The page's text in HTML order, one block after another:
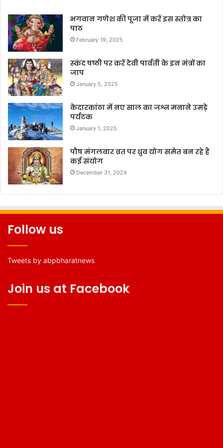
भगवान गणेश की पूजा में करें इस स्तोत्र का
पाठ
February 19, 2025
स्कंद षष्ठी पर करें देवी पार्वती के इन मंत्रों का
जाप
January 5, 2025
केदारकांठा में नए साल का जश्न मनाने उमड़े
पर्यटक
January 1, 2025
पौष मंगलवार व्रत पर ध्रुव योग समेत बन रहे हैं
कई संयोग
December 31, 2024
Follow us
Tweets by abpbharatnews
Join us at Facebook